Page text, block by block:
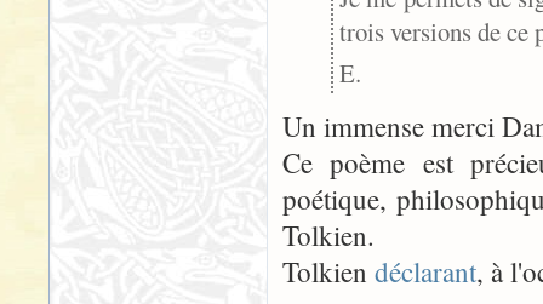
trois versions de ce
E.
Un immense merci
Ce poème est
poétique,
Tolkien.
Tolkien déclarant, à